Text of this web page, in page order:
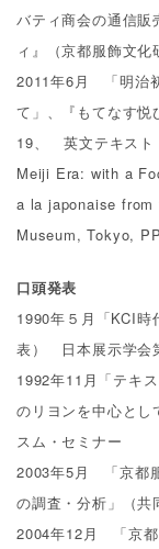
バティ商会の通信
ィ』（京都服飾文
2011年6月 「明治
て」、『もてなす
19、 英文テキス
Meiji Era: with a
a la japonaise
Museum, Tokyo,
口頭発表
1990年５月「KCI時
表） 日本展示学会
1992年11月「テキ
のリヨンを中心と
スム・セミナー
2003年5月 「京都
の調査・分析」（共
2004年12月 「京都